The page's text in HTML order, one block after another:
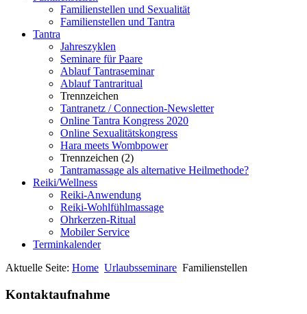
Familienstellen und Sexualität
Familienstellen und Tantra
Tantra
Jahreszyklen
Seminare für Paare
Ablauf Tantraseminar
Ablauf Tantraritual
Trennzeichen
Tantranetz / Connection-Newsletter
Online Tantra Kongress 2020
Online Sexualitätskongress
Hara meets Wombpower
Trennzeichen (2)
Tantramassage als alternative Heilmethode?
Reiki/Wellness
Reiki-Anwendung
Reiki-Wohlfühlmassage
Ohrkerzen-Ritual
Mobiler Service
Terminkalender
Aktuelle Seite: Home Urlaubsseminare Familienstellen
Kontaktaufnahme